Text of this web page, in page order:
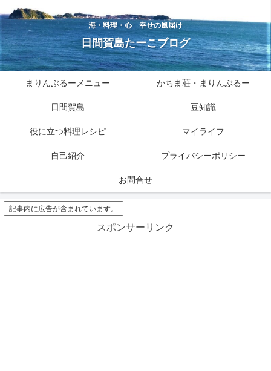
海・料理・心 幸せの風届け
日間賀島たーこブログ
まりんぶるーメニュー かちま荘・まりんぶるー
日間賀島 豆知識
役に立つ料理レシピ マイライフ
自己紹介 プライバシーポリシー
お問合せ
記事内に広告が含まれています。
スポンサーリンク